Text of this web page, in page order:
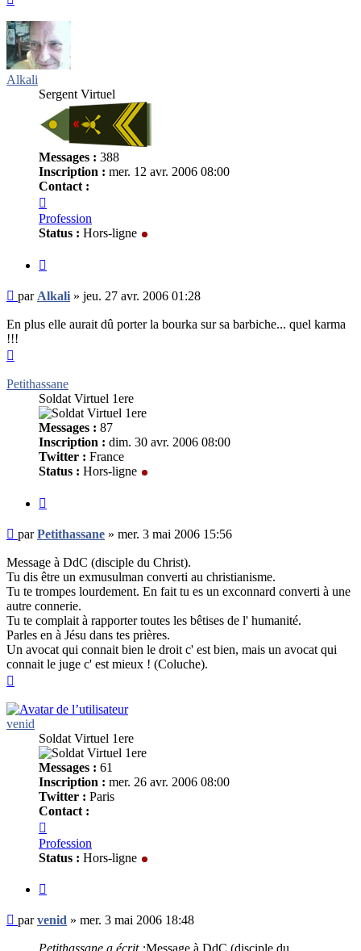
Alkali
Sergent Virtuel
Messages : 388
Inscription : mer. 12 avr. 2006 08:00
Contact :
Alkali
Profession
Status : Hors-ligne
Message
non
lu
par Alkali » jeu. 27 avr. 2006 01:28
En plus elle aurait dû porter la bourka sur sa barbiche... quel karma
!!!
Petithassane
Soldat Virtuel 1ere
Messages : 87
Inscription : dim. 30 avr. 2006 08:00
Twitter : France
Status : Hors-ligne
Message
non
lu
parPetithassane » mer. 3 mai 2006 15:56
Message à DdC (disciple du Christ).
Tu dis être un exmusulman converti au christianisme.
Tu te trompes lourdement. En fait tu es un exconnard converti à une
autre connerie.
Tu te complait à rapporter toutes les bêtises de l' humanité.
Parles en à Jésu dans tes prières.
Un avocat qui connait bien le droit c' est bien, mais un avocat qui
connait le juge c' est mieux ! (Coluche).
venid
Soldat Virtuel 1ere
Messages : 61
Inscription : mer. 26 avr. 2006 08:00
Twitter : Paris
Contact :
venid
Profession
Status : Hors-ligne
Message
non
parvenid » mer. 3 mai 2006 18:48